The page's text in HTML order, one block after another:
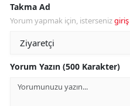
Takma Ad
Yorum yapmak için, istersenizgiriş
Yorum Yazın (500 Karakter)